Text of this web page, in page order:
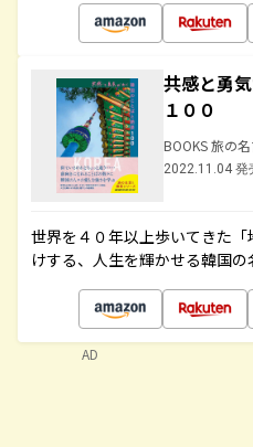
共感と勇
１００
BOOKS 旅の
2022.11.04 発
世界を４０年以上歩いてきた
けする、人生を輝かせる韓国
AD